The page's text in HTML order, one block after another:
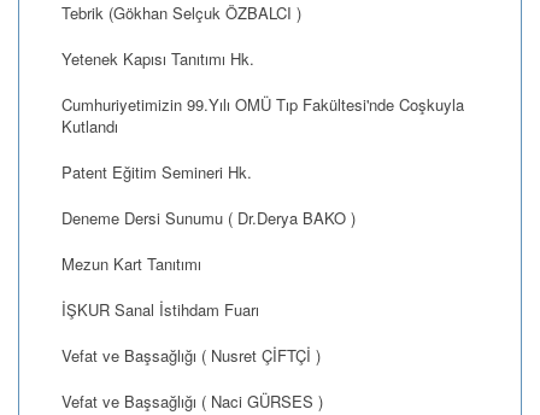
Tebrik (Gökhan Selçuk ÖZBALCI )
Yetenek Kapısı Tanıtımı Hk.
Cumhuriyetimizin 99.Yılı OMÜ Tıp Fakültesi'nde Coşkuyla
Kutlandı
Patent Eğitim Semineri Hk.
Deneme Dersi Sunumu ( Dr.Derya BAKO )
Mezun Kart Tanıtımı
İŞKUR Sanal İstihdam Fuarı
Vefat ve Başsağlığı ( Nusret ÇİFTÇİ )
Vefat ve Başsağlığı ( Naci GÜRSES )